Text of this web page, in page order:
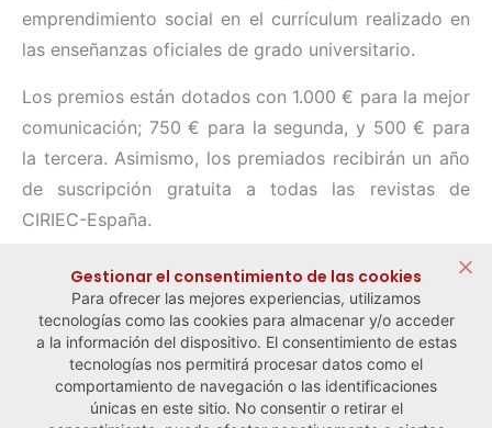
emprendimiento social en el currículum realizado en
las enseñanzas oficiales de grado universitario.
Los premios están dotados con 1.000 € para la mejor
comunicación; 750 € para la segunda, y 500 € para
la tercera. Asimismo, los premiados recibirán un año
de suscripción gratuita a todas las revistas de
CIRIEC-España.
← Noticia anterior Noticia siguiente →
Gestionar el consentimiento de las cookies
Para ofrecer las mejores experiencias, utilizamos
tecnologías como las cookies para almacenar y/o acceder
a la información del dispositivo. El consentimiento de estas
tecnologías nos permitirá procesar datos como el
comportamiento de navegación o las identificaciones
únicas en este sitio. No consentir o retirar el